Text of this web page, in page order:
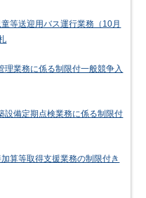
等送迎用バス運行業務（10月
理業務に係る制限付一般競争入
設備定期点検業務に係る制限付
算等取得支援業務の制限付き